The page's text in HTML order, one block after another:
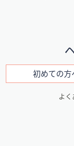
ン
初めての方
よ